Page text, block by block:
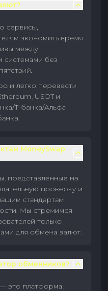
сервисы,
экономить время
между
системами без
и легко перевести
USDT и
Т-банка/Альфа
MoneySwap
представленные на
проверку и
стандартам
Мы стремимся
только
для обмена валют.
обменников?
это платформа,